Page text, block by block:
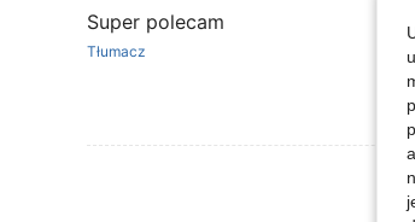
Super polecam
Tłumacz